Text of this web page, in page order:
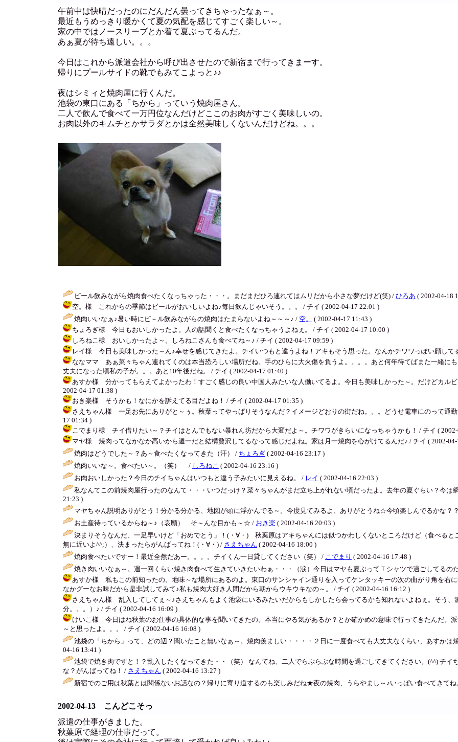
午前中は快晴だったのにだんだん曇ってきちゃったなぁ～。
最近もうめっきり暖かくて夏の気配を感じてすごく楽しい～。
家の中ではノースリーブとか着て夏ぶってるんだ。
あぁ夏が待ち遠しい。。。
今日はこれから派遣会社から呼び出させたので新宿まで行ってきまーす。
帰りにプールサイドの靴でもみてこよっと♪♪
夜はシミィと焼肉屋に行くんだ。
池袋の東口にある「ちから」っていう焼肉屋さん。
二人で飲んで食べて一万円位なんだけどここのお肉がすごく美味しいの。
お肉以外のキムチとかサラダとかは全然美味しくないんだけどね。。。
ビール飲みながら焼肉食べたくなっちゃった・・・。まだまだひろ連れてはムリだから小さな夢だけど(笑) / ひろあ ( 2002-04-18
空。様 これからの季節はビールがおいしいよね♪毎日飲んじゃいそう。。。 / チイ ( 2002-04-17 22:01 )
焼肉いいなぁ♪暑い時にビ－ル飲みながらの焼肉はたまらないよね～～～♪ / 空。
( 2002-04-17 11:43 )
ちょろぎ様 今日もおいしかったよ。人の話聞くと食べたくなっちゃうよねぇ。 / チイ ( 2002-04-17 10:00 )
しろねこ様 おいしかったよ～。しろねこさんも食べてね～♪ / チイ ( 2002-04-17 09:59 )
レイ様 今日も美味しかった～ん♪幸せを感じてきたよ。チイいつもと違うよね！アキもそう思った。なんかチワワっぽい顔して
ななママ あぁ菜々ちゃん連れてくのは本当恐ろしい場所だね。手のひらに大火傷を負うよ。。。。あと何年待てばまた一緒に
丈夫になった頃私の子が。。。あと10年後だね。 / チイ ( 2002-04-17 01:40 )
あすか様 分かってもらえてよかったわ！すごく感じの良い中国人みたいな人働いてるよ。今日も美味しかった～。だけどカル
2002-04-17 01:38 )
おき楽様 そうかも！なにかを訴えてる目だよね！ / チイ ( 2002-04-17 01:35 )
さえちゃん様 一足お先にありがと～ぅ。秋葉ってやっぱりそうなんだ？イメージどおりの街だね。。。どうせ電車にのって通
17 01:34 )
こでまり様 チイ借りたい～？チイはとんでもない暴れん坊だから大変だよ～。チワワがきらいになっちゃうかも！ / チイ ( 2002-
マヤ様 焼肉ってなかなか高いから週一だと結構贅沢してるなって感じだよね。家は月一焼肉を心がけてるんだ♪ / チイ ( 2002-04-
焼肉はどうでした～？あ～食べたくなってきた（汗） / ちょろぎ ( 2002-04-16 23:17 )
焼肉いいな～。食べたい～。（笑） / しろねこ ( 2002-04-16 23:16 )
お肉おいしかった？今日のチイちゃんはいつもと違う子みたいに見えるね。 / レイ ( 2002-04-16 22:03 )
私なんてこの前焼肉屋行ったのなんて・・・いつだっけ？菜々ちゃんがまだ立ち上がれない頃だったよ。去年の夏ぐらい？今は
21:23 )
マヤちゃん説明ありがとう！分かる分かる、地図が頭に浮かんでる～。今度見てみるよ、ありがとうね☆今頃楽しんでるかな？
お土産待っているからね～♪（哀願） そ～んな目かも～☆ / おき楽 ( 2002-04-16 20:03 )
決まりそうなんだ、一足早いけど「おめでとう」！(・∀・) 秋葉原はアキちゃんには似つかわしくないところだけど（食べると
無に近いよ^^;）、決まったらがんばってね！(・∀・) / さえちゃん ( 2002-04-16 18:00 )
焼肉食べたいですー！最近全然だあー。。。。チイくん一日貸してください（笑） / こでまり ( 2002-04-16 17:48 )
焼き肉いいなぁ～。週一回くらい焼き肉食べて生きていきたいわぁ・・・（涙）今日はマヤも夏ぶってＴシャツで過ごしてるの
あすか様 私もこの前知ったの。地味～な場所にあるのよ。東口のサンシャイン通りを入ってケンタッキーの次の曲がり角を右
なかグーなお味だから是非試してみて♪私も焼肉大好き人間だから朝からウキウキなの～。 / チイ ( 2002-04-16 16:12 )
さえちゃん様 乱入してしてぇ～♪さえちゃんもよく池袋にいるみたいだからもしかしたら会ってるかも知れないよねぇ。そう、
分。。。）♪ / チイ ( 2002-04-16 16:09 )
けいこ様 今日はね秋葉のお仕事の具体的な事を聞いてきたの。本当にやる気があるか？とか確かめの意味で行ってきたんだ。
～と思ったよ。。。 / チイ ( 2002-04-16 16:08 )
池袋の「ちから」って、どの辺？聞いたこと無いなぁ～。焼肉羨ましい・・・・２日に一度食べても大丈夫なくらい、あすか
04-16 13:41 )
池袋で焼き肉ですと！？乱入したくなってきた・・（笑） なんてね、二人でらぶらぶな時間を過ごしてきてください。(^^) チイ
な？がんばってね！ / さえちゃん ( 2002-04-16 13:27 )
新宿でのご用は秋葉とは関係ないお話なの？帰りに寄り道するのも楽しみだね★夜の焼肉、うらやまし～♪いっぱい食べてきて
2002-04-13 こんどこそっ
派遣の仕事がきました。
秋葉原で経理の仕事だって。